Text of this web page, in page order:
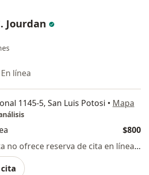
Jourdan
En línea
1145-5, San Luis Potosi • Mapa
$800
Este especialista no ofrece reserva de cita en línea en esta dirección.